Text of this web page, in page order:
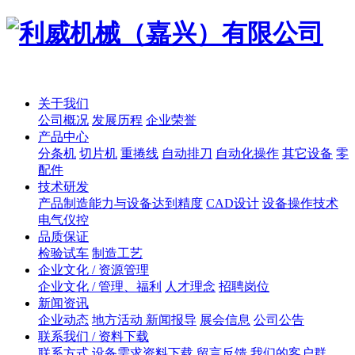
关于我们
公司概况 发展历程 企业荣誉
产品中心
分条机 切片机 重捲线 自动排刀 自动化操作 其它设备 零
配件
技术研发
产品制造能力与设备达到精度 CAD设计 设备操作技术
电气仪控
品质保证
检验试车 制造工艺
企业文化 / 资源管理
企业文化 / 管理、福利
人才理念 招聘岗位
新闻资讯
企业动态 地方活动 新闻报导 展会信息 公司公告
联系我们 / 资料下载